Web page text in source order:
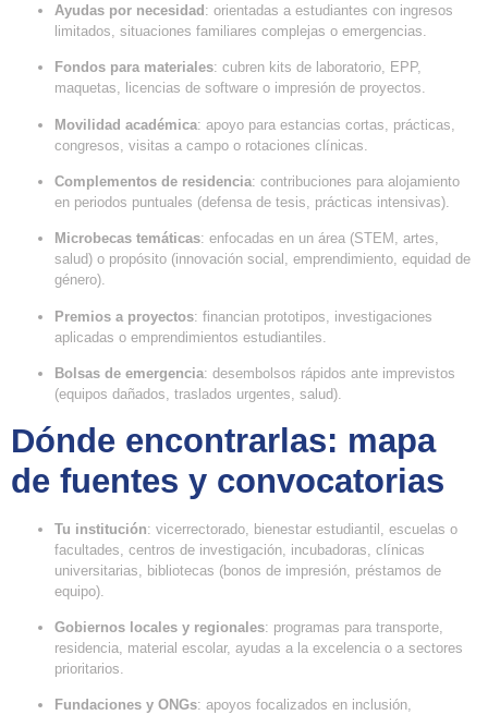
Ayudas por necesidad : orientadas a estudiantes con ingresos
limitados, situaciones familiares complejas o emergencias.
Fondos para materiales: cubren kits de laboratorio, EPP,
maquetas, licencias de software o impresión de proyectos.
Movilidad académica: apoyo para estancias cortas, prácticas,
congresos, visitas a campo o rotaciones clínicas.
Complementos de residencia: contribuciones para alojamiento
en periodos puntuales (defensa de tesis, prácticas intensivas).
Microbecas temáticas: enfocadas en un área (STEM, artes,
salud) o propósito (innovación social, emprendimiento, equidad de
género).
Premios a proyectos: financian prototipos, investigaciones
aplicadas o emprendimientos estudiantiles.
Bolsas de emergencia: desembolsos rápidos ante imprevistos
(equipos dañados, traslados urgentes, salud).
Dónde encontrarlas: mapa
de fuentes y convocatorias
Tu institución: vicerrectorado, bienestar estudiantil, escuelas o
facultades, centros de investigación, incubadoras, clínicas
universitarias, bibliotecas (bonos de impresión, préstamos de
equipo).
Gobiernos locales y regionales: programas para transporte,
residencia, material escolar, ayudas a la excelencia o a sectores
prioritarios.
Fundaciones y ONGs: apoyos focalizados en inclusión,